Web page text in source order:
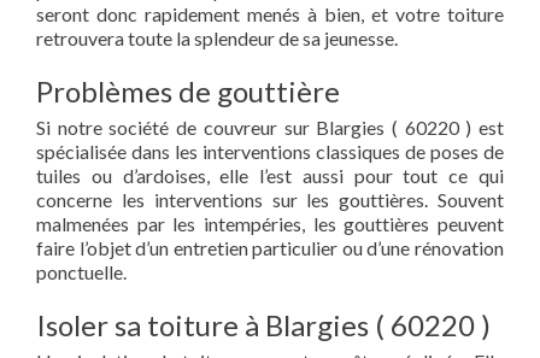
seront donc rapidement menés à bien, et votre toiture
retrouvera toute la splendeur de sa jeunesse.
Problèmes de gouttière
Si notre société de couvreur sur Blargies ( 60220 ) est
spécialisée dans les interventions classiques de poses de
tuiles ou d’ardoises, elle l’est aussi pour tout ce qui
concerne les interventions sur les gouttières. Souvent
malmenées par les intempéries, les gouttières peuvent
faire l’objet d’un entretien particulier ou d’une rénovation
ponctuelle.
Isoler sa toiture à Blargies ( 60220 )